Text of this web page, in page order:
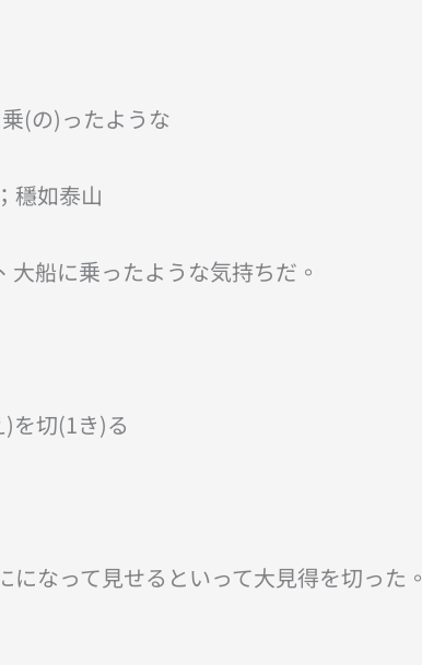
(の)ったような
穩如泰山
大船に乗ったような気持ちだ。
を切(1き)る
になって見せるといって大見得を切った。